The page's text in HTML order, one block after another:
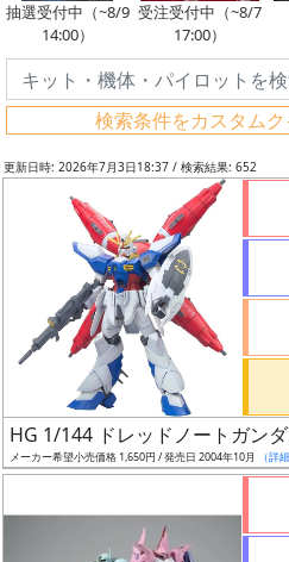
抽選受付中（~8/9
14:00）
受注受付中（~8/7
17:00）
検索条件をカスタム
フ
リ
ワ
更新日時: 2026年7月3日18:37 / 検索結果: 652
HG 1/144 ドレッドノートガン
メーカー希望小売価格 1,650円 / 発売日 2004年10月 （詳